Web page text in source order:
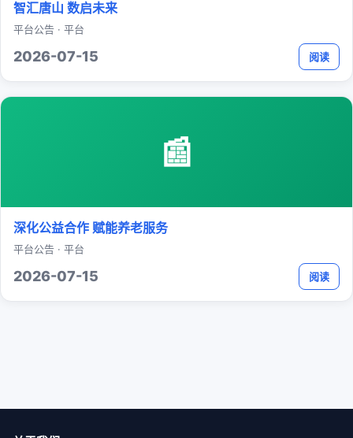
智汇唐山 数启未来
平台公告 · 平台
2026-07-15 阅读
📰
深化公益合作 赋能养老服务
平台公告 · 平台
2026-07-15 阅读